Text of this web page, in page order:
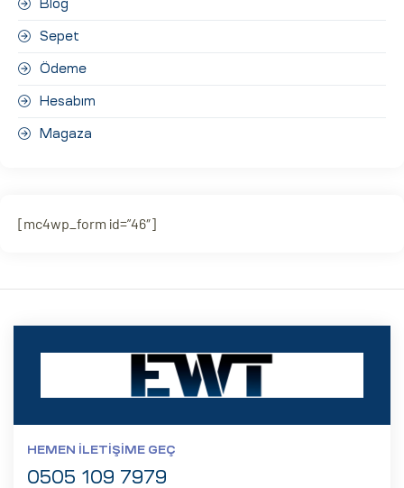
Blog
Sepet
Ödeme
Hesabım
Magaza
[mc4wp_form id=”46″]
HEMEN İLETIŞIME GEÇ
0505 109 7979